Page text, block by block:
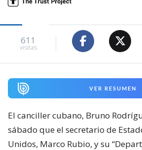
611
visitas
VER RESUMEN
El canciller cubano, Bruno
sábado que el secretario de
Unidos, Marco Rubio, y su